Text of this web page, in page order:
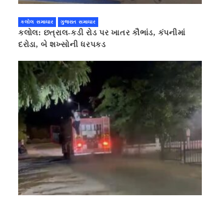
કલોલ સમાચાર ગુજરાત સમાચાર
કલોલ: છત્રાલ-કડી રોડ પર ખાતર કૌભાંડ, કંપનીમાં
દરોડા, બે શખ્સોની ધરપકડ